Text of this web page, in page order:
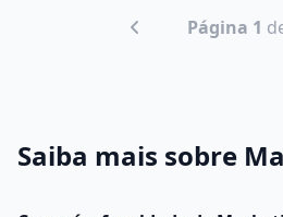
Página 1
Saiba mais sobre